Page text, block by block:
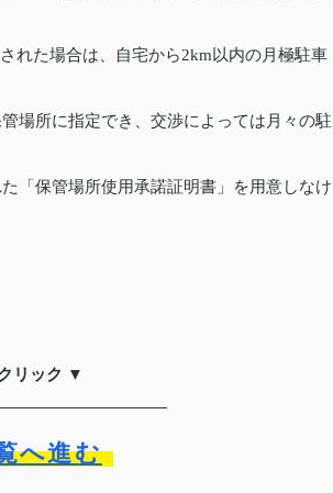
れた場合は、自宅から2km以内の月極駐車
場所に指定でき、交渉によっては月々の駐
「保管場所使用承諾証明書」を用意しなけ
リック ▼
へ進む